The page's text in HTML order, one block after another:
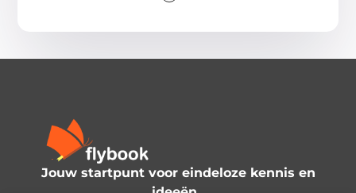
Jouw startpunt voor eindeloze kennis en